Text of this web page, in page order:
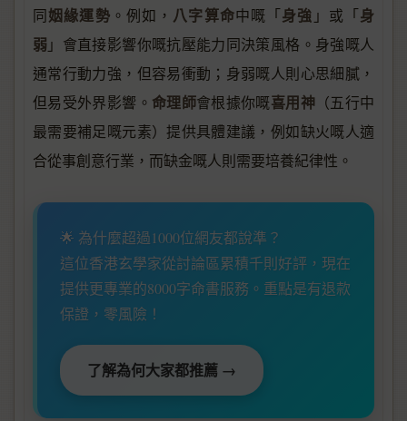
同姻緣運勢 。例如， 八字算命中嘅「身強 」或「身
弱 」會直接影響你嘅抗壓能力同決策風格。身強嘅人
通常行動力強，但容易衝動；身弱嘅人則心思細膩，
但易受外界影響。 命理師會根據你嘅喜用神（五行中
最需要補足嘅元素）提供具體建議，例如缺火嘅人適
合從事創意行業，而缺金嘅人則需要培養紀律性。
🌟 為什麼超過1000位網友都說準？
這位香港玄學家從討論區累積千則好評，現在
提供更專業的8000字命書服務。重點是有退款
保證，零風險！
了解為何大家都推薦 →